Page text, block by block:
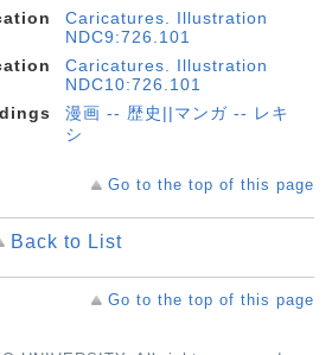
Caricatures. Illustration
NDC9:726.101
Caricatures. Illustration
NDC10:726.101
漫画 -- 歴史||マンガ -- レキ
シ
Go to the top of this page
Back to List
Go to the top of this page